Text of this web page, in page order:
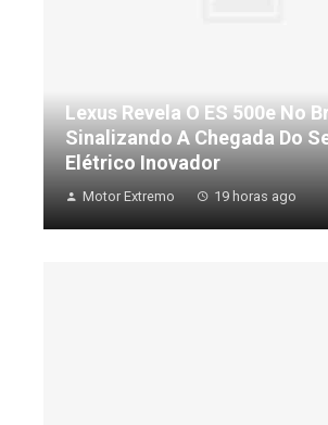
Lexus Revela O ES 500e No
Sinalizando A Chegada Do
Elétrico Inovador
Motor Extremo 19 horas ago